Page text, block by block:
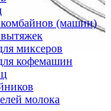
комбайнов (машин)
миксеров
кофемашин
молока